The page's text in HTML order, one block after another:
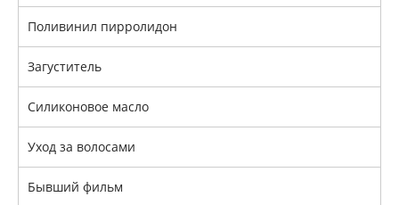
Поливинил пирролидон
Загуститель
Силиконовое масло
Уход за волосами
Бывший фильм